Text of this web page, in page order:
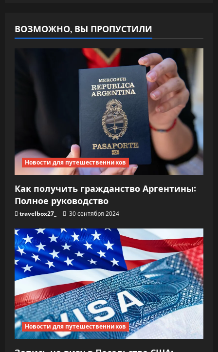
ВОЗМОЖНО, ВЫ ПРОПУСТИЛИ
Новости для путешественников
Как получить гражданство Аргентины:
Полное руководство
travelbox27_ 30 сентября 2024
Новости для путешественников